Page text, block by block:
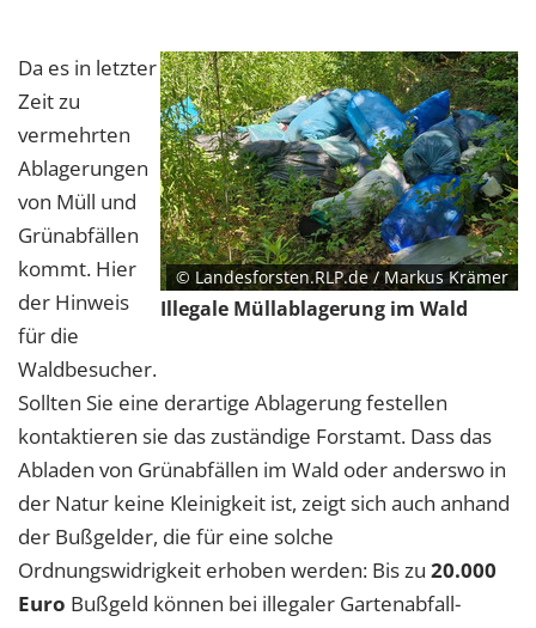
© Landesforsten.RLP.de / Markus Krämer
Illegale Müllablagerung im Wald
Da es in letzter
Zeit zu
vermehrten
Ablagerungen
von Müll und
Grünabfällen
kommt. Hier
der Hinweis
für die
Waldbesucher.
Sollten Sie eine derartige Ablagerung festellen
kontaktieren sie das zuständige Forstamt. Dass das
Abladen von Grünabfällen im Wald oder anderswo in
der Natur keine Kleinigkeit ist, zeigt sich auch anhand
der Bußgelder, die für eine solche
Ordnungswidrigkeit erhoben werden: Bis zu 20.000
Euro Bußgeld können bei illegaler Gartenabfall-